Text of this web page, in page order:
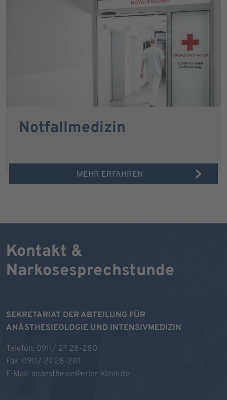
Notfallmedizin
MEHR ERFAHREN
Kontakt &
Narkosesprechstunde
SEKRETARIAT DER ABTEILUNG FÜR
ANÄSTHESIEOLOGIE UND INTENSIVMEDIZIN
Telefon: 0911/ 27 28-280
Fax: 0911/ 27 28-281
E-Mail: anaesthesie@erler-klinik.de